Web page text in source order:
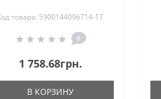
товара: 5900144096714-17
0
1 758.68грн.
В КОРЗИНУ